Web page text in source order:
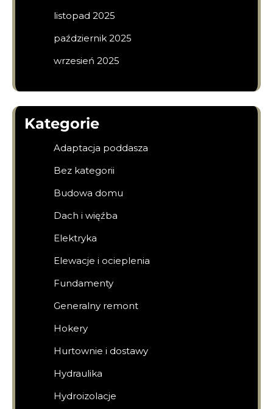
listopad 2025
październik 2025
wrzesień 2025
Kategorie
Adaptacja poddasza
Bez kategorii
Budowa domu
Dach i więźba
Elektryka
Elewacje i ocieplenia
Fundamenty
Generalny remont
Hokery
Hurtownie i dostawy
Hydraulika
Hydroizolacje